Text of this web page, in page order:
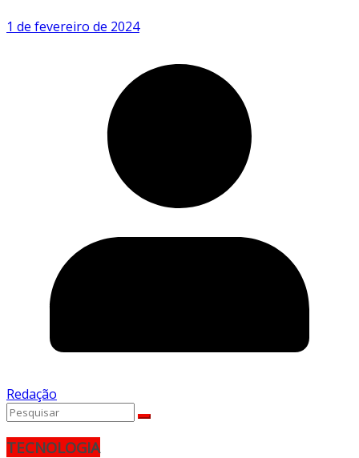
1 de fevereiro de 2024
Redação
TECNOLOGIA